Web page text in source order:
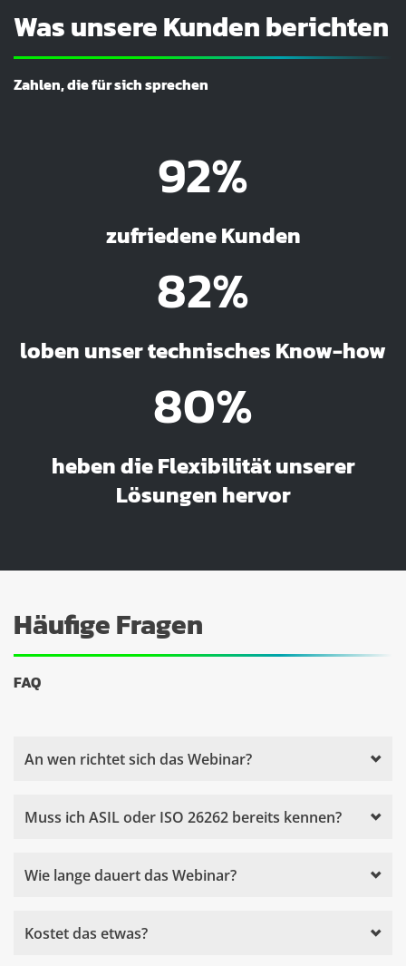
Was unsere Kunden berichten
Zahlen, die für sich sprechen
92%
zufriedene Kunden
82%
loben unser technisches Know-how
80%
heben die Flexibilität unserer
Lösungen hervor
Häufige Fragen
FAQ
An wen richtet sich das Webinar?
Muss ich ASIL oder ISO 26262 bereits kennen?
Wie lange dauert das Webinar?
Kostet das etwas?